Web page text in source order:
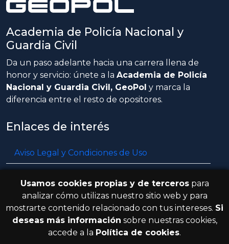
Academia de Policía Nacional y
Guardia Civil
Da un paso adelante hacia una carrera llena de
honor y servicio: únete a la Academia de Policía
Nacional y Guardia Civil, GeoPol y marca la
diferencia entre el resto de opositores.
Enlaces de interés
Aviso Legal y Condiciones de Uso
Política de cookies
Resolución de litigios en línea
Usamos cookies propias y de tercerospara
analizar cómo utilizas nuestro sitio web y para
mostrarte contenido relacionado con tus intereses. Si
deseas más información sobre nuestras cookies,
accede a la Política de cookies.